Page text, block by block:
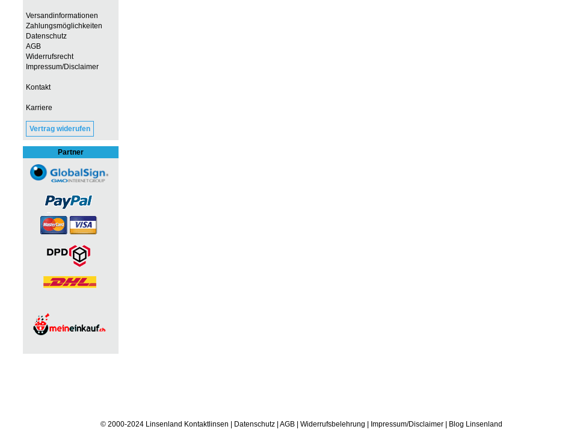
Versandinformationen
Zahlungsmöglichkeiten
Datenschutz
AGB
Widerrufsrecht
Impressum/Disclaimer
Kontakt
Karriere
Vertrag widerufen
Partner
© 2000-2024 Linsenland Kontaktlinsen Datenschutz AGB Widerrufsbelehrung Impressum/Disclaimer Blog Linsenland